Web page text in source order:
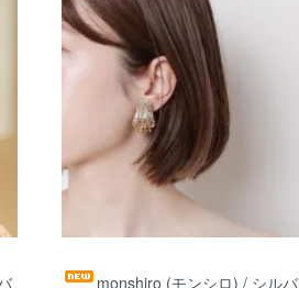
monshiro (モンシロ) / シルバ